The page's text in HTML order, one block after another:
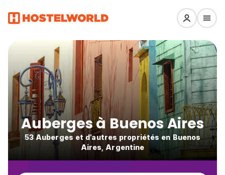
Auberges à Buenos Aires
53 Auberges et d'autres propriétés en Buenos
Aires, Argentine